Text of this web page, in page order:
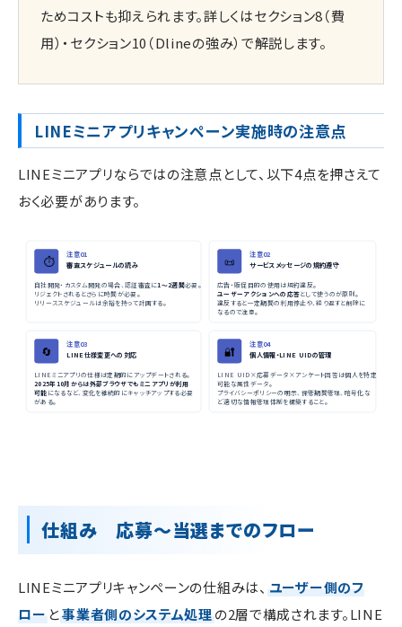
ためコストも抑えられます。詳しくはセクション8（費
用）・セクション10（Dlineの強み）で解説します。
LINEミニアプリキャンペーン実施時の注意点
LINEミニアプリならではの注意点として、以下4点を押さえて
おく必要があります。
⏱️ 注意01
審査スケジュールの読み
自社開発・カスタム開発の場合、認証審査に1〜2週間必要。
リジェクトされるとさらに時間が必要。
リリーススケジュールは余裕を持って計画する。
📜 注意02
サービスメッセージの規約遵守
広告・販促目的の使用は規約違反。
ユーザーアクションへの応答として使うのが原則。
違反すると一定期間の利用停止や、繰り返すと削除に
なるので注意。
🔄
注意03
LINE仕様変更への対応
LINEミニアプリの仕様は定期的にアップデートされる。
2025年10月からは外部ブラウザでもミニアプリが利用
可能になるなど、変化を継続的にキャッチアップする必要
がある。
🔐
注意04
個人情報・LINE UIDの管理
LINE UID×応募データ×アンケート回答は個人を特定
可能な属性データ。
プライバシーポリシーの明示、保管期間管理、暗号化な
ど適切な情報管理体制を構築すること。
仕組み 応募〜当選までのフロー
LINEミニアプリキャンペーンの仕組みは、 ユーザー側のフ
ロー と事業者側のシステム処理の2層で構成されます。LINE